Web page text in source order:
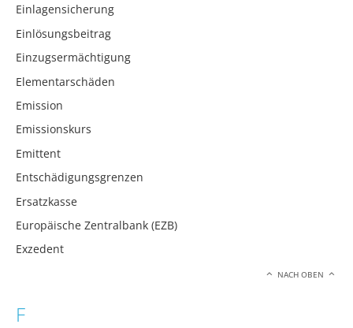
Einlagensicherung
Einlösungsbeitrag
Einzugsermächtigung
Elementarschäden
Emission
Emissionskurs
Emittent
Entschädigungsgrenzen
Ersatzkasse
Europäische Zentralbank (EZB)
Exzedent
NACH OBEN
F